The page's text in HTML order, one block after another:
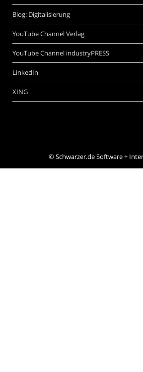
Blog: Digitalisierung
YouTube Channel Verlag
YouTube Channel industryPRESS
LinkedIn
XING
©Schwarzer.de Software +